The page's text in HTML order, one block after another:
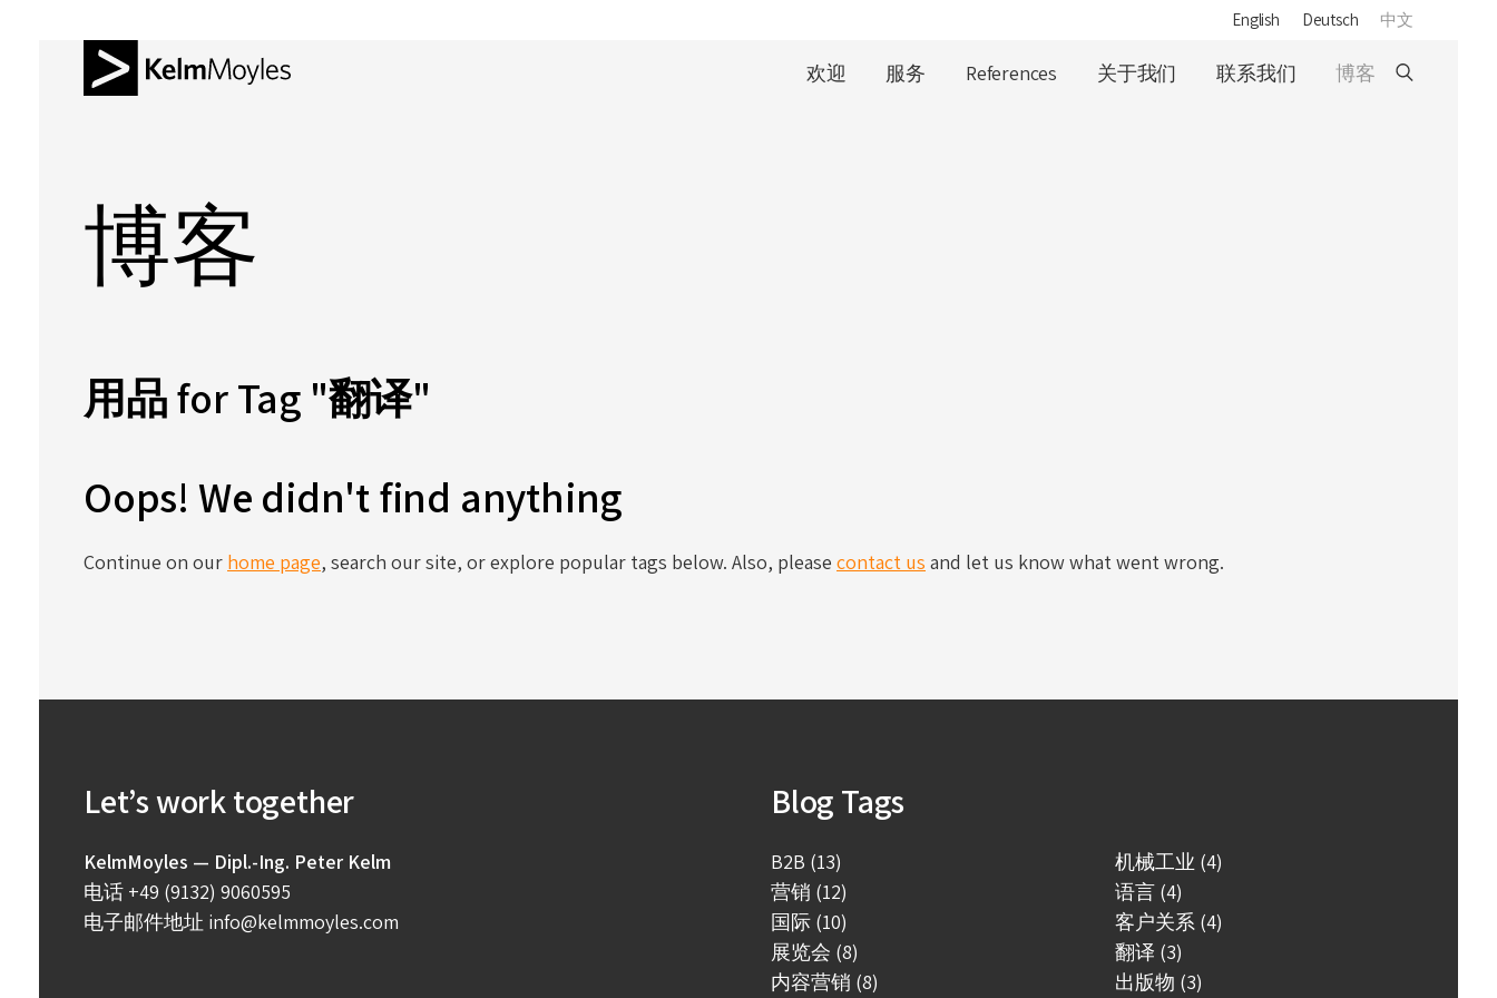
English Deutsch 中文
欢迎 服务 References 关于我们 联系我们 博客
博客
用品 for Tag "翻译"
Oops! We didn't find anything
Continue on our home page, search our site, or explore popular tags below. Also, please contact us and let us know what went wrong.
Let’s work together
KelmMoyles — Dipl.-Ing. Peter Kelm
电话 +49 (9132) 9060595
电子邮件地址 info@kelmmoyles.com
Blog Tags
B2B (13)
营销 (12)
国际 (10)
展览会 (8)
内容营销 (8)
机械工业 (4)
语言 (4)
客户关系 (4)
翻译 (3)
出版物 (3)